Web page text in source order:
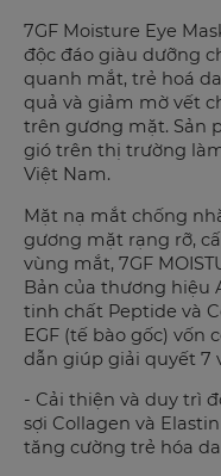
7GF Moisture Eye
độc đáo giàu dưỡng
quanh mắt, trẻ hoá
quả và giảm mờ vết
trên gương mặt. Sản
gió trên thị trường
Việt Nam.
Mặt nạ mắt chống
gương mặt rạng rỡ,
vùng mắt, 7GF
Bản của thương hiệu
tinh chất Peptide và
EGF (tế bào gốc)
dẫn giúp giải quyết 7
- Cải thiện và duy trì
sợi Collagen và
tăng cường trẻ hóa